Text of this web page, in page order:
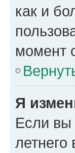
как и
момент
Я
Если вы